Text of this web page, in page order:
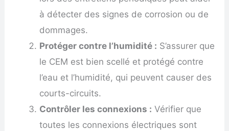
à détecter des signes de corrosion ou de
dommages.
Protéger contre l’humidité : S’assurer que
le CEM est bien scellé et protégé contre
l’eau et l’humidité, qui peuvent causer des
courts-circuits.
Contrôler les connexions : Vérifier que
toutes les connexions électriques sont